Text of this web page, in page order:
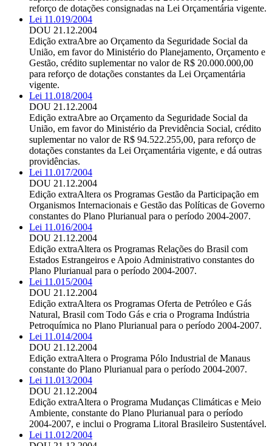
reforço de dotações consignadas na Lei Orçamentária vigente.
Lei 11.019/2004
DOU 21.12.2004
Edição extraAbre ao Orçamento da Seguridade Social da
União, em favor do Ministério do Planejamento, Orçamento e
Gestão, crédito suplementar no valor de R$ 20.000.000,00
para reforço de dotações constantes da Lei Orçamentária
vigente.
Lei 11.018/2004
DOU 21.12.2004
Edição extraAbre ao Orçamento da Seguridade Social da
União, em favor do Ministério da Previdência Social, crédito
suplementar no valor de R$ 94.522.255,00, para reforço de
dotações constantes da Lei Orçamentária vigente, e dá outras
providências.
Lei 11.017/2004
DOU 21.12.2004
Edição extraAltera os Programas Gestão da Participação em
Organismos Internacionais e Gestão das Políticas de Governo
constantes do Plano Plurianual para o período 2004-2007.
Lei 11.016/2004
DOU 21.12.2004
Edição extraAltera os Programas Relações do Brasil com
Estados Estrangeiros e Apoio Administrativo constantes do
Plano Plurianual para o período 2004-2007.
Lei 11.015/2004
DOU 21.12.2004
Edição extraAltera os Programas Oferta de Petróleo e Gás
Natural, Brasil com Todo Gás e cria o Programa Indústria
Petroquímica no Plano Plurianual para o período 2004-2007.
Lei 11.014/2004
DOU 21.12.2004
Edição extraAltera o Programa Pólo Industrial de Manaus
constante do Plano Plurianual para o período 2004-2007.
Lei 11.013/2004
DOU 21.12.2004
Edição extraAltera o Programa Mudanças Climáticas e Meio
Ambiente, constante do Plano Plurianual para o período
2004-2007, e inclui o Programa Litoral Brasileiro Sustentável.
Lei 11.012/2004